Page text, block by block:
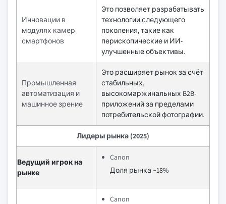
Инновации в
модулях камер
смартфонов
Это позволяет разрабатывать
технологии следующего
поколения, такие как
перископические и ИИ-
улучшенные объективы.
Промышленная
автоматизация и
машинное зрение
Это расширяет рынок за счёт
стабильных,
высокомаржинальных B2B-
приложений за пределами
потребительской фотографии.
Лидеры рынка (2025)
Ведущий игрок на
рынке
Canon
Доля рынка ~18%
Canon